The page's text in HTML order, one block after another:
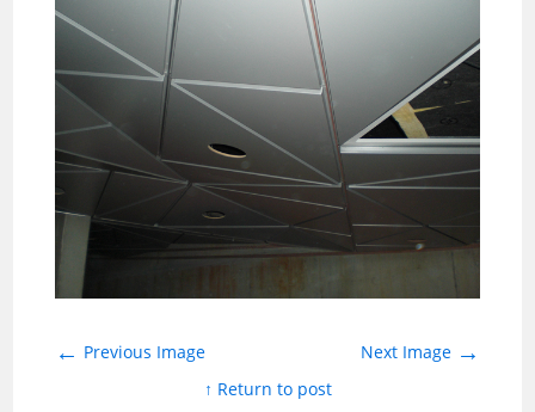
← Previous Image Next Image →
↑ Return to post